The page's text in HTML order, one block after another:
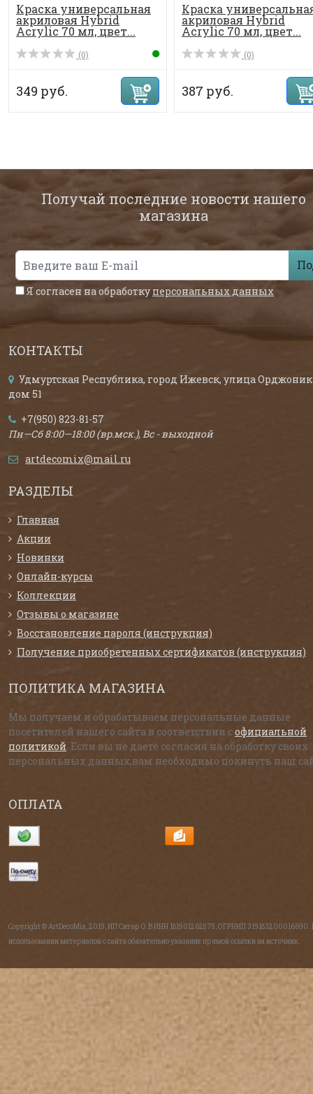
Краска универсальная
акриловая Hybrid
Acrylic 70 мл, цвет...
(0)
349 руб.
Краска
акриловая Hybrid
Acrylic 70 мл, цвет...
(0)
387 руб.
Получай последние новости нашего
магазина
Я согласен на обработку персональных данных
КОНТАКТЫ
Удмуртская Республика, город Ижевск, улица
дом 51
+7(950) 823-81-57
Пн—Сб 8:00—18:00 (вр.мск.), Вс - выходной
artdecomix@mail.ru
РАЗДЕЛЫ
Главная
Акции
Новинки
Онлайн-курсы
Коллекции
Отзывы о магазине
Восстановление пароля (инструкция)
Получение приобретенных сертификатов (инструкция)
ПОЛИТИКА МАГАЗИНА
Мы получаем и обрабатываем персональные данные
посетителей нашего сайта в соответствии софициальной
политикой . Если вы не даете согласия на обработку своих
персональных данных,вам необходимо покинуть наш
ОПЛАТА
Copyright © ArtDecoMix, 2019, ИП Ситар О.В ИНН 181901262575, ОГРНИП 319183200016690.
использовании материалов с сайта обязательно указание прямой ссылки на источник.